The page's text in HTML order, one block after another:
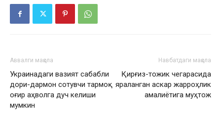
Аввалги мақола
Украинадаги вазият сабабли
дори-дармон сотувчи тармоқ
оғир аҳволга дуч келиши
мумкин
Навбатдаги мақола
Қирғиз-тожик чегарасида
яраланган аскар жарроҳлик
амалиётига муҳтож